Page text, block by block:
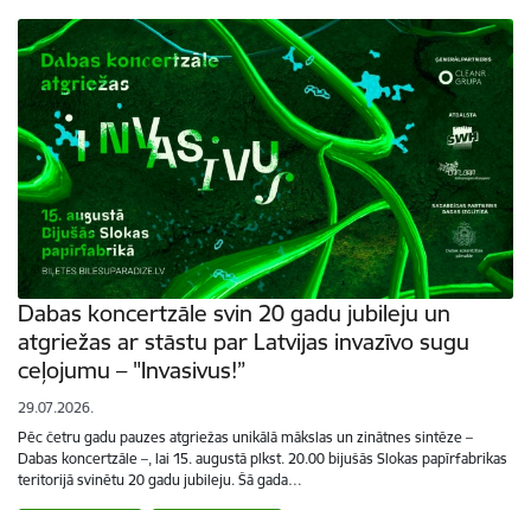
Dabas koncertzāle svin 20 gadu jubileju un
atgriežas ar stāstu par Latvijas invazīvo sugu
ceļojumu – "Invasivus!”
29.07.2026.
Pēc četru gadu pauzes atgriežas unikālā mākslas un zinātnes sintēze –
Dabas koncertzāle –, lai 15. augustā plkst. 20.00 bijušās Slokas papīrfabrikas
teritorijā svinētu 20 gadu jubileju. Šā gada…